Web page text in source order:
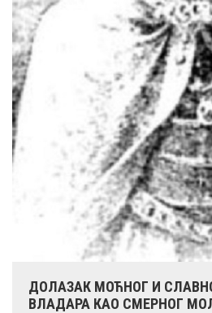
ДОЛАЗАК МОЋНОГ И
ВЛАДАРА КАО СМЕРНОГ